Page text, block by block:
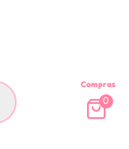
Compras
0